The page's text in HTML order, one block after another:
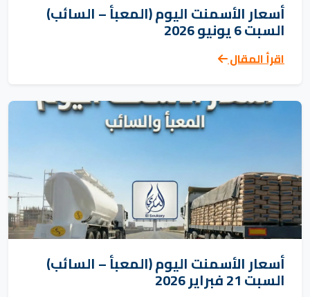
أسعار الأسمنت اليوم (المعبأ – السائب)
السبت 6 يونيو 2026
اقرأ المقال
أسعار الأسمنت اليوم (المعبأ – السائب)
السبت 21 فبراير 2026